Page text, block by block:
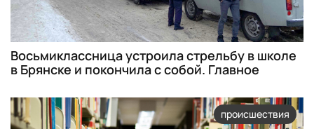
Восьмиклассница устроила стрельбу в школе
в Брянске и покончила с собой. Главное
происшествия